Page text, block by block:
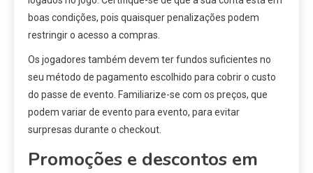
boas condições, pois quaisquer penalizações podem
restringir o acesso a compras.
Os jogadores também devem ter fundos suficientes no
seu método de pagamento escolhido para cobrir o custo
do passe de evento. Familiarize-se com os preços, que
podem variar de evento para evento, para evitar
surpresas durante o checkout.
Promoções e descontos em